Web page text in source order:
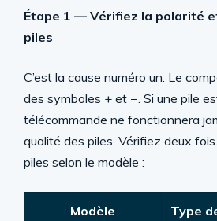
Étape 1 — Vérifiez la polarité
piles
C’est la cause numéro un. Le
des symboles + et −. Si une pile
télécommande ne fonctionnera
qualité des piles. Vérifiez deux
piles selon le modèle :
Modèle Type